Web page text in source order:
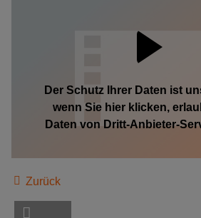
Der Schutz Ihrer Daten ist
wenn Sie hier klicken,
Daten von Dritt-Anbieter-
Zurück